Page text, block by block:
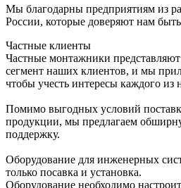
Мы благодарны предприятиям из
России, которые доверяют нам
Частные клиенты
Частные монтажники
сегмент наших клиентов, и мы
чтобы учесть интересы каждого из
Помимо выгодных условий
продукции, мы предлагаем
поддержку.
Оборудование для инженерных
только посавка и установка.
Оборудование необходимо